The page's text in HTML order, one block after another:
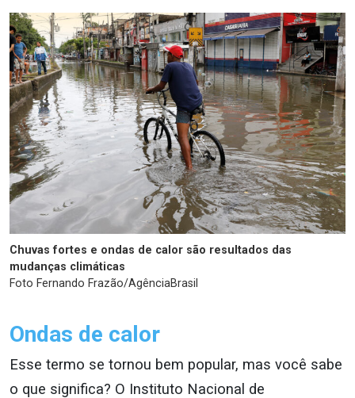
Chuvas fortes e ondas de calor são resultados das
mudanças climáticas
Foto Fernando Frazão/AgênciaBrasil
Ondas de calor
Esse termo se tornou bem popular, mas você sabe
o que significa? O Instituto Nacional de